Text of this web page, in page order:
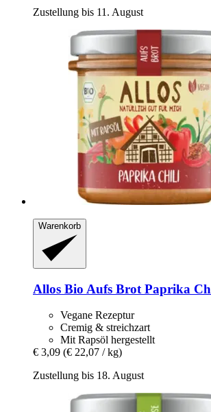
Zustellung bis 11. August
Warenkorb
Allos Bio Aufs Brot Paprika
Vegane Rezeptur
Cremig & streichzart
Mit Rapsöl hergestellt
€ 3,09 (€ 22,07 / kg)
Zustellung bis 18. August